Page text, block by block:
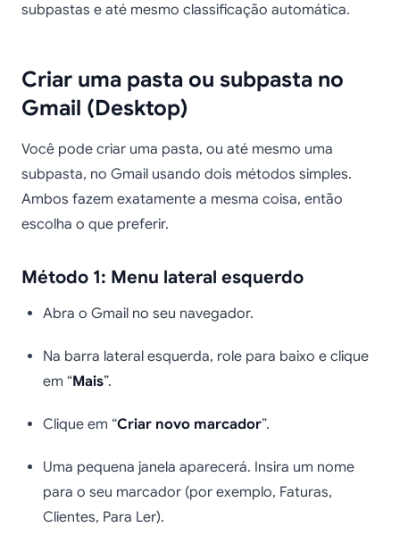
subpastas e até mesmo classificação automática.
Criar uma pasta ou subpasta no
Gmail (Desktop)
Você pode criar uma pasta, ou até mesmo uma
subpasta, no Gmail usando dois métodos simples.
Ambos fazem exatamente a mesma coisa, então
escolha o que preferir.
Método 1: Menu lateral esquerdo
Abra o Gmail no seu navegador.
Na barra lateral esquerda, role para baixo e clique
em “Mais”.
Clique em “Criar novo marcador”.
Uma pequena janela aparecerá. Insira um nome
para o seu marcador (por exemplo, Faturas,
Clientes, Para Ler).